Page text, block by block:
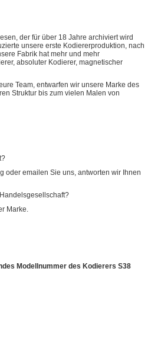
der für über 18 Jahre archiviert wird
unsere erste Kodiererproduktion, nach
Fabrik hat mehr und mehr
absoluter Kodierer, magnetischer
Team, entwarfen wir unsere Marke des
Struktur bis zum vielen Malen von
oder emailen Sie uns, antworten wir Ihnen
Marke.
Modellnummer des Kodierers S38